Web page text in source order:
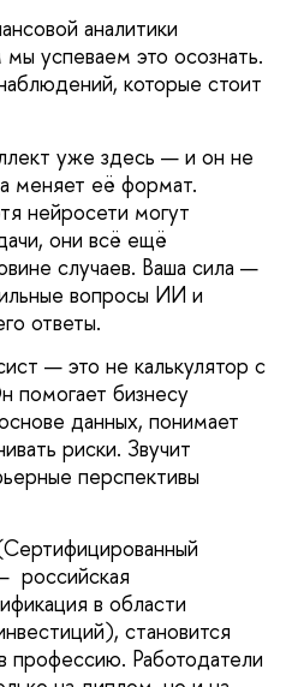
аналитики
успеваем это осознать.
которые стоит
уже здесь — и он не
меняет её формат.
нейросети могут
они всё ещё
случаев. Ваша сила —
вопросы ИИ и
ответы.
— это не калькулятор с
помогает бизнесу
данных, понимает
риски. Звучит
перспективы
российская
в области
становится
профессию. Работодатели